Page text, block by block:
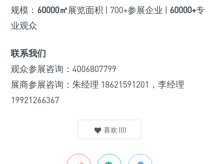
规模： 60000㎡展览面积 | 700+参展企业 | 60000+专
业观众
联系我们
观众参展咨询：4006807799
展商参展咨询：朱经理 18621591201，李经理
19921266367
喜欢 (0)